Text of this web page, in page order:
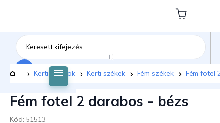
tartalomhoz
Kosár
Kezdőlap
Kerti bútorok Kerti székek Fém székek Fém fotel
Fém fotel 2 darabos - bézs
Kód: 51513